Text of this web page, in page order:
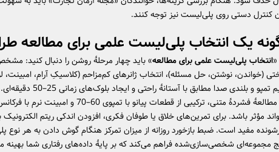
کنترل دستی روی پلی‌لیست نیز توجه کنند.
یکانتخاب پلی‌لیست علمی برای مطالعه
انتخاب پلی‌لیست علمی برای مطالعه» باید چهار مرحلهٔ روشن را دنبال کنید:
(خواندن، نوشتن، حل مسئله)، انتخاب ژانرهای کم‌مزاحم (کلاسیکِ آرام، امبینت،
تنظیم تمپو و بلندی صدا مطابق با
برای مطالعهٔ فشردهٔ متنی، ترکیبی از قطعات پیانو با تمپوی
مؤثر باشد. برای تمرین‌های خلاق یا طوفان فکری، افزودن اندکی ریتم الکترونیک
مفید است. ضبط بازخورد روزانه از میزان تمرکز هنگام گوش دادن به هر نوع
مجموعه‌ای شخصی‌سازی‌شده فراهم می‌کند که بر پایهٔ داده‌های رفتاری شما بهینه